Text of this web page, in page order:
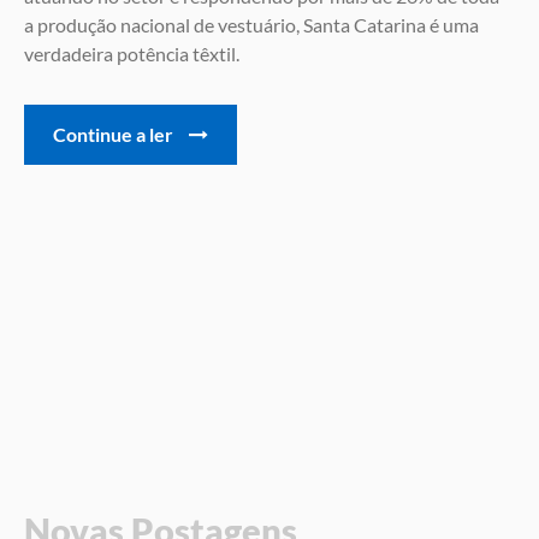
a produção nacional de vestuário, Santa Catarina é uma
verdadeira potência têxtil.
Continue a ler
Novas Postagens